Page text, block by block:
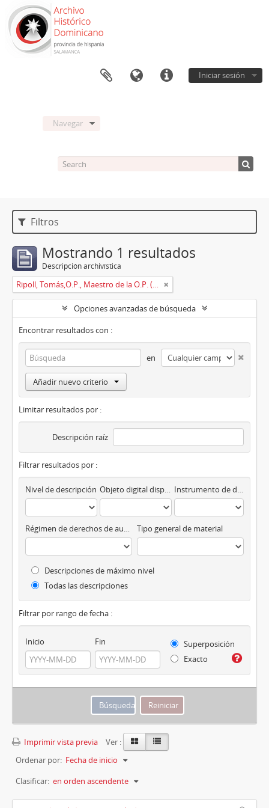
Iniciar sesión
Navegar
Filtros
Mostrando 1 resultados
Descripción archivística
Ripoll, Tomás,O.P., Maestro de la O.P. (1725 -1747)
Opciones avanzadas de búsqueda
Encontrar resultados con :
en
Añadir nuevo criterio
Limitar resultados por :
Descripción raíz
Filtrar resultados por :
Nivel de descripción Objeto digital disponibles Instrumento de descripción
Régimen de derechos de autor Tipo general de material
Descripciones de máximo nivel
Todas las descripciones
Filtrar por rango de fecha :
Inicio Fin
Superposición
Exacto
Imprimir vista previa
Ver :
Ordenar por: Fecha de inicio
Clasificar: en orden ascendente